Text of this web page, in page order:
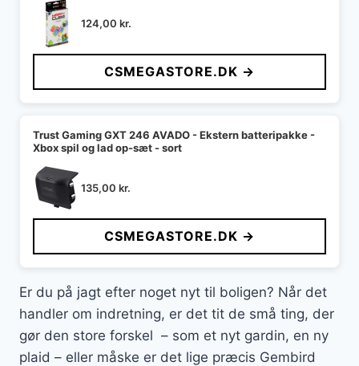
124,00 kr.
CSMEGASTORE.DK →
Trust Gaming GXT 246 AVADO - Ekstern batteripakke -
Xbox spil og lad op-sæt - sort
135,00 kr.
CSMEGASTORE.DK →
Er du på jagt efter noget nyt til boligen? Når det
handler om indretning, er det tit de små ting, der
gør den store forskel – som et nyt gardin, en ny
plaid – eller måske er det lige præcis Gembird